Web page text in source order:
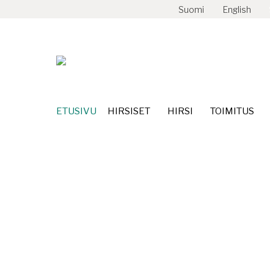
Suomi English
ETUSIVU HIRSISET HIRSI TOIMITUS